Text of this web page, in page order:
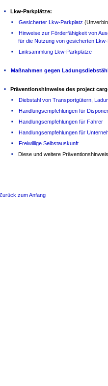
Lkw-Parkplätze:
Gesicherter Lkw-Parkplatz
Hinweise zur Förderfähigkeit von
für die Nutzung von gesicherten
Linksammlung Lkw-Parkplätze
Maßnahmen gegen
Präventionshinweise des project
Diebstahl von Transportgütern,
Handlungsempfehlungen für
Handlungsempfehlungen für Fahrer
Handlungsempfehlungen für
Freiwillige Selbstauskunft
Diese und weitere
zum Anfang